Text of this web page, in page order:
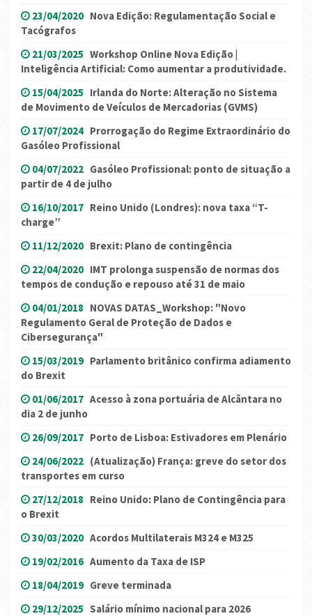
23/04/2020 Nova Edição: Regulamentação Social e
Tacógrafos
21/03/2025 Workshop Online Nova Edição |
Inteligência Artificial: Como aumentar a produtividade.
15/04/2025 Irlanda do Norte: Alteração no Sistema
de Movimento de Veículos de Mercadorias (GVMS)
17/07/2024 Prorrogação do Regime Extraordinário do
Gasóleo Profissional
04/07/2022 Gasóleo Profissional: ponto de situação a
partir de 4 de julho
16/10/2017 Reino Unido (Londres): nova taxa “T-
charge”
11/12/2020 Brexit: Plano de contingência
22/04/2020 IMT prolonga suspensão de normas dos
tempos de condução e repouso até 31 de maio
04/01/2018 NOVAS DATAS_Workshop: "Novo
Regulamento Geral de Proteção de Dados e
Cibersegurança"
15/03/2019 Parlamento britânico confirma adiamento
do Brexit
01/06/2017 Acesso à zona portuária de Alcântara no
dia 2 de junho
26/09/2017 Porto de Lisboa: Estivadores em Plenário
24/06/2022 (Atualização) França: greve do setor dos
transportes em curso
27/12/2018 Reino Unido: Plano de Contingência para
o Brexit
30/03/2020 Acordos Multilaterais M324 e M325
19/02/2016 Aumento da Taxa de ISP
18/04/2019 Greve terminada
29/12/2025 Salário mínimo nacional para 2026